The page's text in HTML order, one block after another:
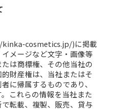
cosmetics.jp/)に掲載
メージなど文字・画像等
は商標権、その他当社の
財産権は、当社またはそ
に帰属するものであり、
これらの情報を当社また
転載、複製、販売、貸与